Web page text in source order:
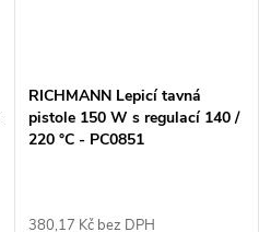
RICHMANN Lepicí tavná
pistole 150 W s regulací 140 /
220 °C - PC0851
380,17 Kč bez DPH